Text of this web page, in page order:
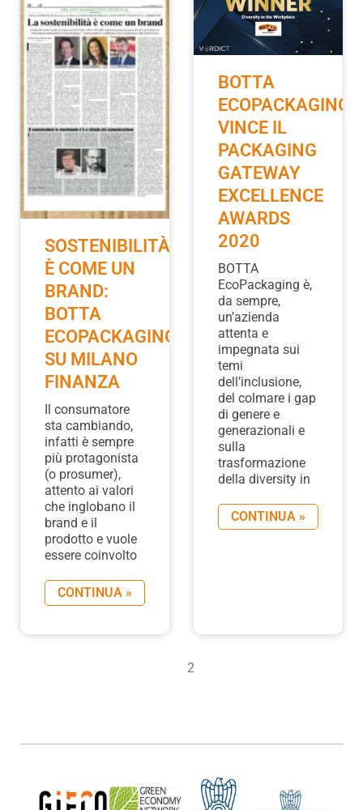
SOSTENIBILITÀ
È COME UN
BRAND:
BOTTA
ECOPACKAGING
SU MILANO
FINANZA
Il consumatore
sta cambiando,
infatti è sempre
più protagonista
(o prosumer),
attento ai valori
che inglobano il
brand e il
prodotto e vuole
essere coinvolto
CONTINUA »
BOTTA
ECOPACKAGING
VINCE IL
PACKAGING
GATEWAY
EXCELLENCE
AWARDS
2020
BOTTA
EcoPackaging è,
da sempre,
un’azienda
attenta e
impegnata sui
temi
dell’inclusione,
del colmare i gap
di genere e
generazionali e
sulla
trasformazione
della diversity in
CONTINUA »
2